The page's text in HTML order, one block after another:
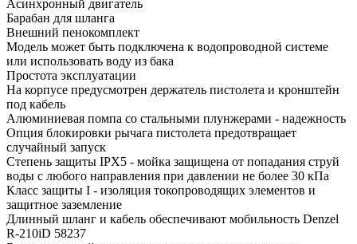
Асинхронный двигатель
Барабан для шланга
Внешний пенокомплект
Модель может быть подключена к водопроводной системе
или использовать воду из бака
Простота эксплуатации
На корпусе предусмотрен держатель пистолета и кронштейн
под кабель
Алюминиевая помпа со стальными плунжерами - надежность
Опция блокировки рычага пистолета предотвращает
случайный запуск
Степень защиты IPX5 - мойка защищена от попадания струй
воды с любого направления при давлении не более 30 кПа
Класс защиты I - изоляция токопроводящих элементов и
защитное заземление
Длинный шланг и кабель обеспечивают мобильность Denzel
R-210iD 58237